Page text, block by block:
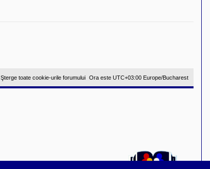
Ora este UTC+03:00 Europe/Bucharest
Şterge toate cookie-urile forumului